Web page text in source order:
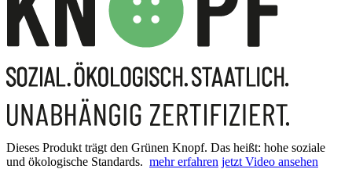
Dieses Produkt trägt den Grünen Knopf. Das heißt: hohe soziale
und ökologische Standards. mehr erfahren jetzt Video ansehen